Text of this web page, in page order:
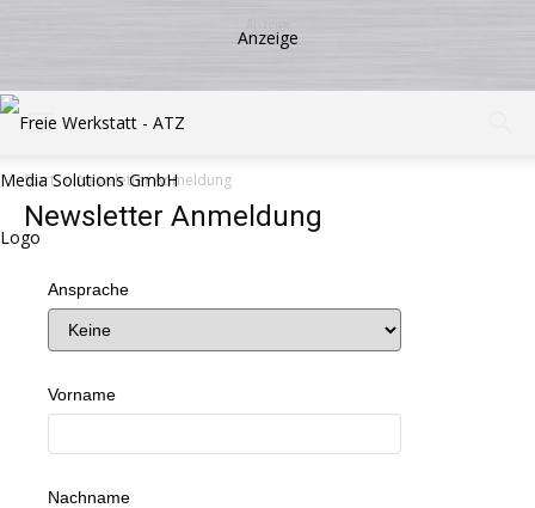
Start Newsletter Anmeldung
Newsletter Anmeldung
Ansprache
Vorname
Nachname